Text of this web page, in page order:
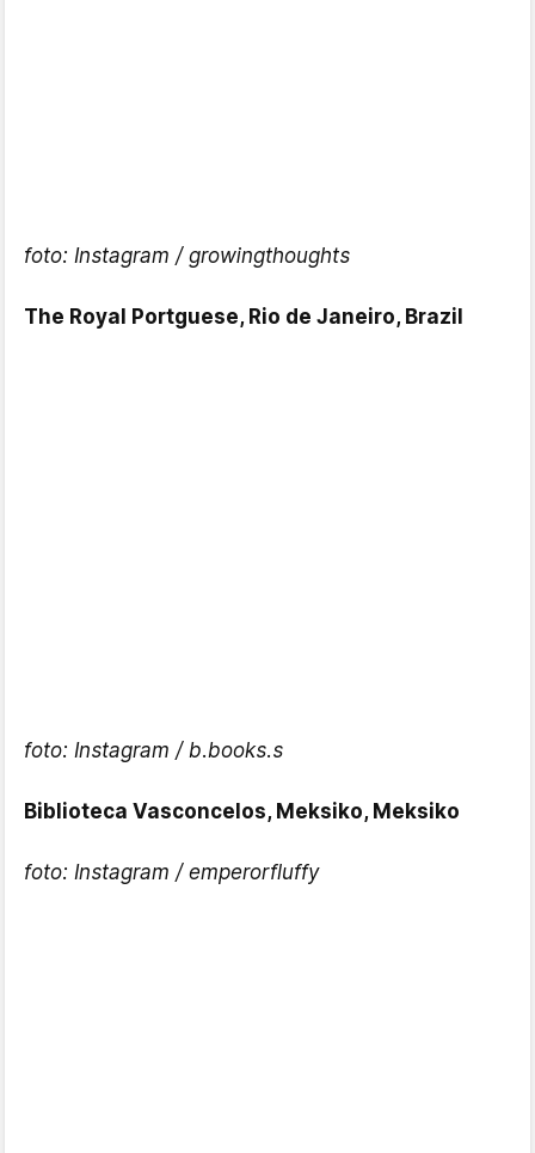
foto: Instagram / growingthoughts
The Royal Portguese, Rio de Janeiro, Brazil
foto: Instagram / b.books.s
Biblioteca Vasconcelos, Meksiko, Meksiko
foto: Instagram / emperorfluffy